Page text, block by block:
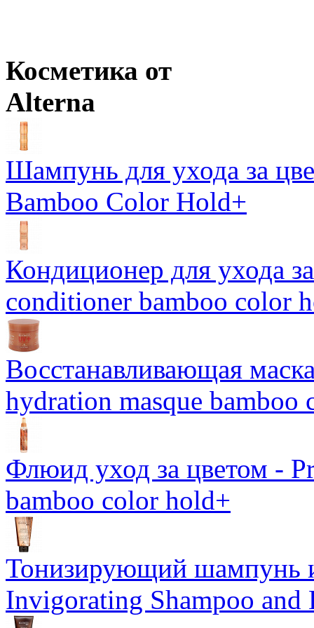
Косметика от
Alterna
Шампунь для ухода за
Bamboo Color Hold+
Кондиционер для ухода
conditioner bamboo color
Восстанавливающая
hydration masque bamboo
Флюид уход за цветом -
bamboo color hold+
Тонизирующий шампунь
Invigorating Shampoo and